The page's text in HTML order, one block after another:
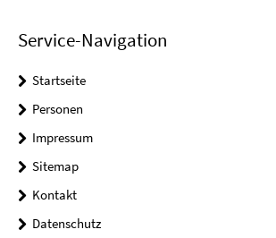
Service-Navigation
Startseite
Personen
Impressum
Sitemap
Kontakt
Datenschutz